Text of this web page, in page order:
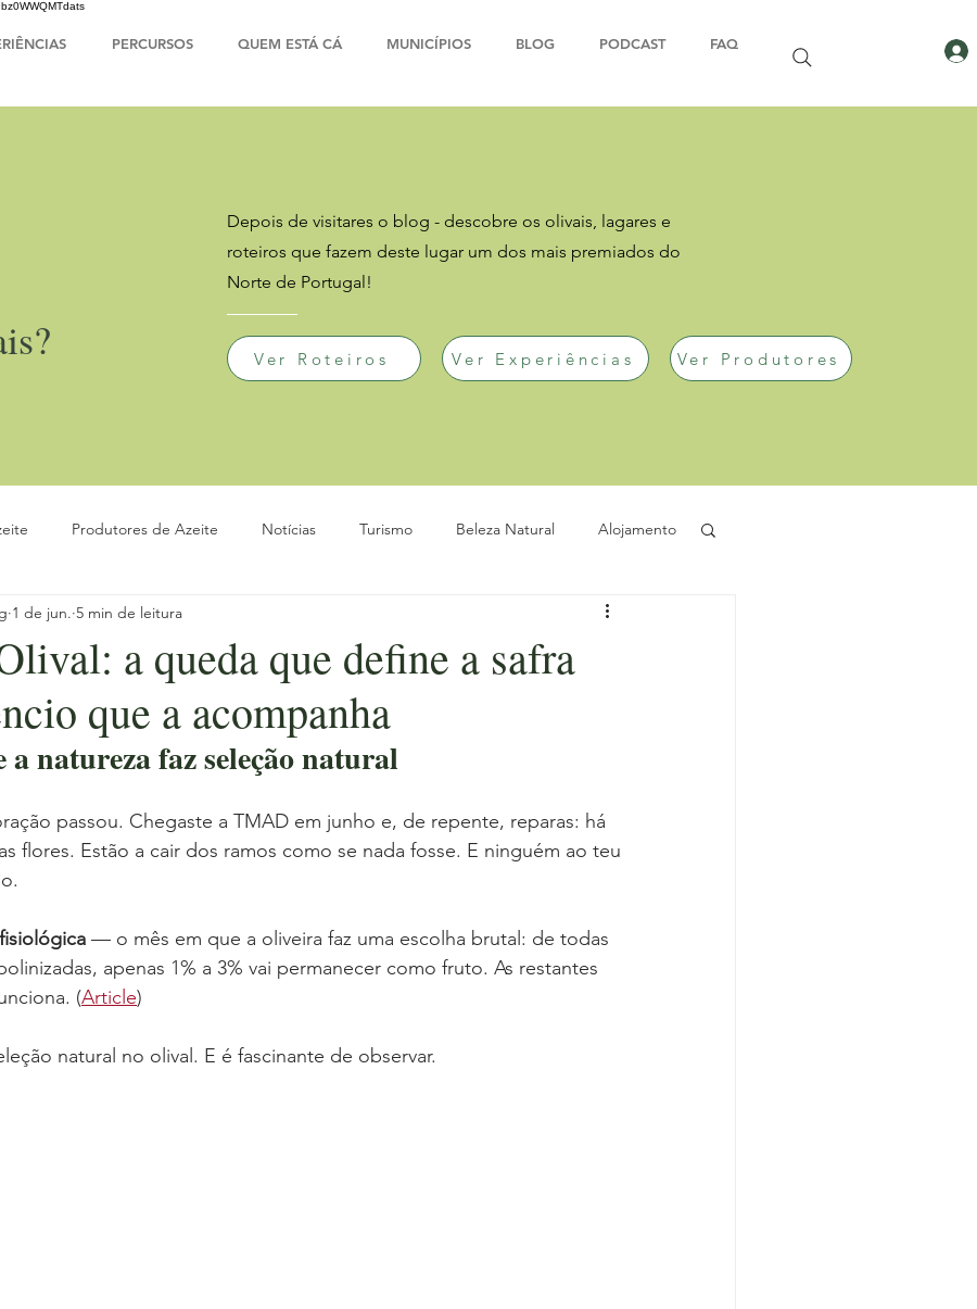
PERCURSOS QUEM ESTÁ CÁ MUNICÍPIOS BLOG PODCAST FAQ
Depois de visitares o blog - descobre os olivais, lagares e
roteiros que fazem deste lugar um dos mais premiados do
Norte de Portugal!
Ver Roteiros Ver Experiências Ver Produtores
Produtores de Azeite Notícias Turismo Beleza Natural Alojamento
Olivoturismo Sustentabilidade
a queda que define a safra
que a acompanha
1 de jun. 5 min de leitura
a natureza faz seleção natural
passou. Chegaste a TMAD em junho e, de repente, reparas: há
flores. Estão a cair dos ramos como se nada fosse. E ninguém ao teu
— o mês em que a oliveira faz uma escolha brutal: de todas
apenas 1% a 3% vai permanecer como fruto. As restantes
(Article)
natural no olival. E é fascinante de observar.